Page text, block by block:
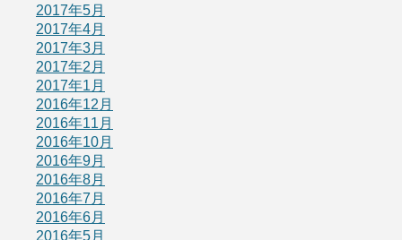
2017年5月
2017年4月
2017年3月
2017年2月
2017年1月
2016年12月
2016年11月
2016年10月
2016年9月
2016年8月
2016年7月
2016年6月
2016年5月